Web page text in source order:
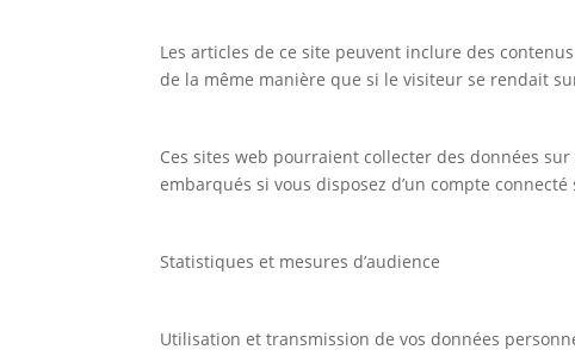
Les articles de ce site peuvent inclure des
de la même manière que si le visiteur se rendait
Ces sites web pourraient collecter des données
embarqués si vous disposez d’un compte
Statistiques et mesures d’audience
Utilisation et transmission de vos données